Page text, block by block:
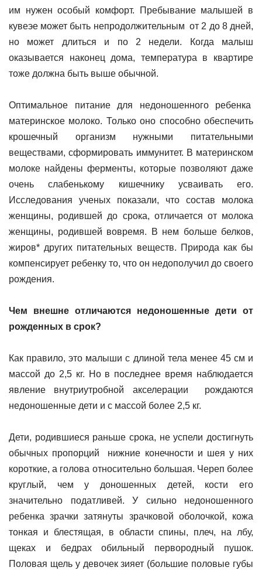
им нужен особый комфорт. Пребывание малышей в
кувеэе может быть непродолжительным от 2 до 8 дней,
но может длиться и по 2 недели. Когда малыш
оказывается наконец дома, температура в квартире
тоже должна быть выше обычной.
Оптимальное питание для недоношенного ребенка
материнское молоко. Только оно способно обеспечить
крошечный организм нужными питательными
веществами, сформировать иммунитет. В материнском
молоке найдены ферменты, которые позволяют даже
очень слабенькому кишечнику усваивать его.
Исследования ученых показали, что состав молока
женщины, родившей до срока, отличается от молока
женщины, родившей вовремя. В нем больше белков,
жиров* других питательных веществ. Природа как бы
компенсирует ребенку то, что он недополучил до своего
рождения.
Чем внешне отличаются недоношенные дети от
рожденных в срок?
Как правило, это малыши с длиной тела менее 45 см и
массой до 2,5 кг. Но в последнее время наблюдается
явление внутриутробной акселерации рождаются
недоношенные дети и с массой более 2,5 кг.
Дети, родившиеся раньше срока, не успели достигнуть
обычных пропорций нижние конечности и шея у них
короткие, а голова относительно большая. Череп более
круглый, чем у доношенных детей, кости его
значительно податливей. У сильно недоношенного
ребенка зрачки затянуты зрачковой оболочкой, кожа
тонкая и блестящая, в области спины, плеч, на лбу,
щеках и бедрах обильный первородный пушок.
Половая щель у девочек зияет (большие половые губы